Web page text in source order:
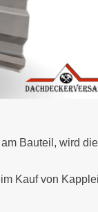
Bauteil, wird
Kauf von